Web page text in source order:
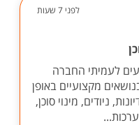
לפני 7 שעות
לעמיתי החברה
מקצועיים באופן
ניודים, מינוי סוכן,